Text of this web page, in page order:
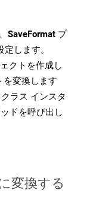
SaveFormat プ
します。
クトを作成し
を変換します
ラス インスタ
ドを呼び出し
変換する